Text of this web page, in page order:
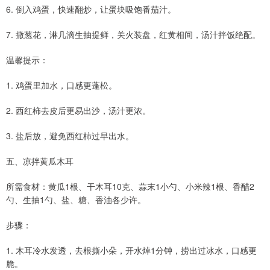
6. 倒入鸡蛋，快速翻炒，让蛋块吸饱番茄汁。
7. 撒葱花，淋几滴生抽提鲜，关火装盘，红黄相间，汤汁拌饭绝配。
温馨提示：
1. 鸡蛋里加水，口感更蓬松。
2. 西红柿去皮后更易出沙，汤汁更浓。
3. 盐后放，避免西红柿过早出水。
五、凉拌黄瓜木耳
所需食材：黄瓜1根、干木耳10克、蒜末1小勺、小米辣1根、香醋2
勺、生抽1勺、盐、糖、香油各少许。
步骤：
1. 木耳冷水发透，去根撕小朵，开水焯1分钟，捞出过冰水，口感更
脆。